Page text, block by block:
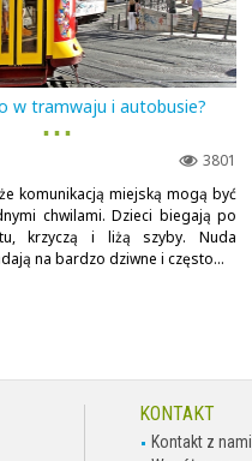
w tramwaju i autobusie?
▪ ▪ ▪
3801
komunikacją miejską mogą być
chwilami. Dzieci biegają po
krzyczą i liżą szyby. Nuda
na bardzo dziwne i często...
KONTAKT
Kontakt z nami